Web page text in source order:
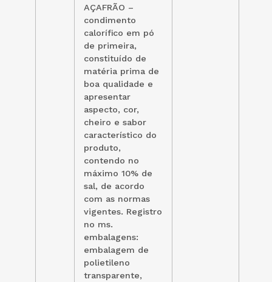
AÇAFRÃO –
condimento
calorífico em pó
de primeira,
constituído de
matéria prima de
boa qualidade e
apresentar
aspecto, cor,
cheiro e sabor
característico do
produto,
contendo no
máximo 10% de
sal, de acordo
com as normas
vigentes. Registro
no ms.
embalagens:
embalagem de
polietileno
transparente,